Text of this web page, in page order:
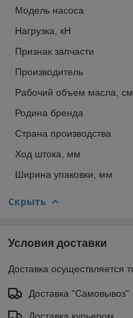
Модель насоса
Нагрузка, кН
Признак запчасти
Производитель
Рабочий объем масла,
Родина бренда
Страна производства
Ход штока, мм
Ширина упаковки, мм
Скрыть
Условия доставки
Доставка осуществляется
Доставка "Самовывоз"
Доставка курьером